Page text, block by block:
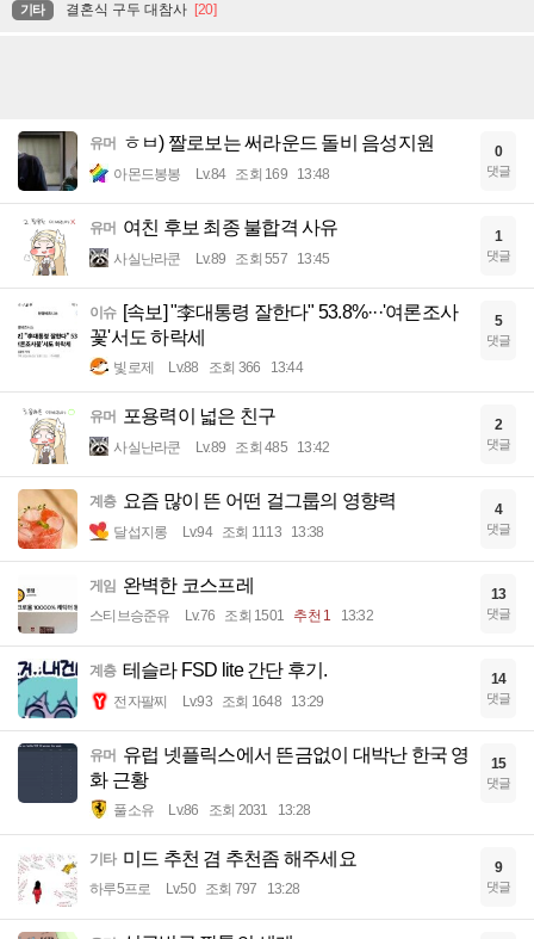
기타 결혼식 구두 대참사 [20]
유머 ㅎㅂ) 짤로보는 써라운드 돌비 음성지원
아몬드봉봉 Lv.84 조회 169 13:48
0
댓글
유머 여친 후보 최종 불합격 사유
사실난라쿤 Lv.89 조회 557 13:45
1
댓글
이슈 [속보] "李대통령 잘한다" 53.8%···'여론조사
꽃'서도 하락세
빛로제 Lv.88 조회 366 13:44
5
댓글
유머 포용력이 넓은 친구
사실난라쿤 Lv.89 조회 485 13:42
2
댓글
계층 요즘 많이 뜬 어떤 걸그룹의 영향력
달섭지롱 Lv.94 조회 1113 13:38
4
댓글
게임 완벽한 코스프레
스티브승준유 Lv.76 조회 1501 추천 1 13:32
13
댓글
계층 테슬라 FSD lite 간단 후기.
전자팔찌 Lv.93 조회 1648 13:29
14
댓글
유머 유럽 넷플릭스에서 뜬금없이 대박난 한국 영
화 근황
풀소유 Lv.86 조회 2031 13:28
15
댓글
기타 미드 추천 겸 추천좀 해주세요
하루5프로 Lv.50 조회 797 13:28
9
댓글